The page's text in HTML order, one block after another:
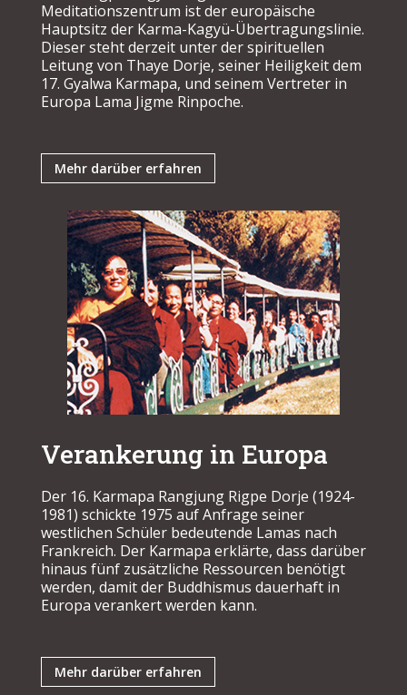
Meditationszentrum ist der europäische
Hauptsitz der Karma-Kagyü-Übertragungslinie.
Dieser steht derzeit unter der spirituellen
Leitung von Thaye Dorje, seiner Heiligkeit dem
17. Gyalwa Karmapa, und seinem Vertreter in
Europa Lama Jigme Rinpoche.
Mehr darüber erfahren
Verankerung in Europa
Der 16. Karmapa Rangjung Rigpe Dorje (1924-
1981) schickte 1975 auf Anfrage seiner
westlichen Schüler bedeutende Lamas nach
Frankreich. Der Karmapa erklärte, dass darüber
hinaus fünf zusätzliche Ressourcen benötigt
werden, damit der Buddhismus dauerhaft in
Europa verankert werden kann.
Mehr darüber erfahren